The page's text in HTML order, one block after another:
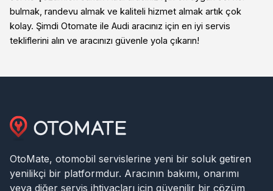
bulmak, randevu almak ve kaliteli hizmet almak artık çok
kolay. Şimdi Otomate ile Audi aracınız için en iyi servis
tekliflerini alın ve aracınızı güvenle yola çıkarın!
OtoMate, otomobil servislerine yeni bir soluk getiren
yenilikçi bir platformdur. Aracının bakımı, onarımı
veya diğer servis ihtiyaçları için güvenilir bir çözüm